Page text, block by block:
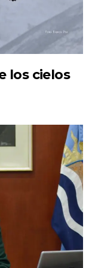
los cielos